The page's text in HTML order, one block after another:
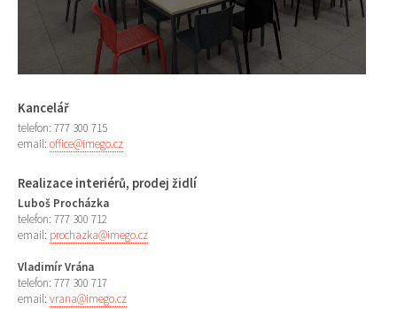
Kancelář
telefon: 777 300 715
email: office@imego.cz
Realizace interiérů, prodej židlí
Luboš Procházka
telefon: 777 300 712
email: prochazka@imego.cz
Vladimír Vrána
telefon: 777 300 717
email: vrana@imego.cz